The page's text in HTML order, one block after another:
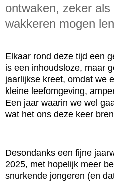
ontwaken, zeker
wakkeren mogen
Elkaar rond deze tijd een
is een inhoudsloze, maar
jaarlijkse kreet, omdat we
kleine leefomgeving,
Een jaar waarin we wel
wat het ons deze keer
Desondanks een fijne
2025, met hopelijk meer
snurkende jongeren (en